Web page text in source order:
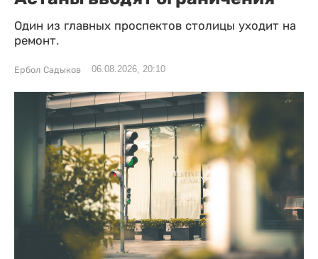
Один из главных проспектов столицы уходит на
ремонт.
Ербол Садыков 06.08.2026, 20:10